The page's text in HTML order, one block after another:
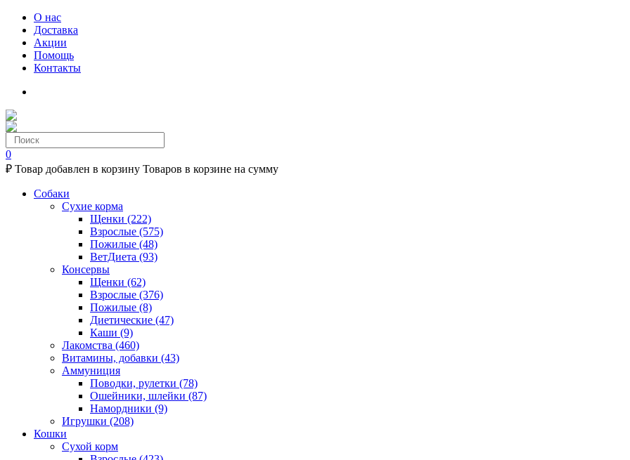
О нас
Доставка
Акции
Помощь
Контакты
0
₽ Товар добавлен в корзину Товаров в корзине на сумму
Собаки
Сухие корма
Щенки (222)
Взрослые (575)
Пожилые (48)
ВетДиета (93)
Консервы
Щенки (62)
Взрослые (376)
Пожилые (8)
Диетические (47)
Каши (9)
Лакомства (460)
Витамины, добавки (43)
Аммуниция
Поводки, рулетки (78)
Ошейники, шлейки (87)
Намордники (9)
Игрушки (208)
Кошки
Сухой корм